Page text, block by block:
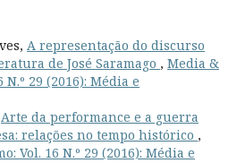
A representação do discurso
de José Saramago , Media &
29 (2016): Média e
Arte da performance e a guerra
relações no tempo histórico ,
Vol. 16 N.º 29 (2016): Média e